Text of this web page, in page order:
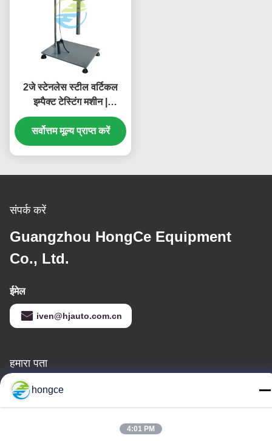
2जे स्टेनलेस स्टील वर्टिकल
इम्पैक्ट टेस्टिंग मशीन |
आईईसी60068-2-75 टेस्ट
ईएचसी | एनक्लोजर मैकेनिकल
स्ट्रेंथ टेस्टर
सर्वोत्तम मूल्य प्राप्त करें
संपर्क करें
Guangzhou HongCe Equipment
Co., Ltd.
ईमेल
iven@hjauto.com.cn
हमारा पता
पता :
No.6-39, याओगु फार्म, शिबी No.3 गांव, शिबी स्ट्रीट, पान्यू जिला, गुआंगज़ौ
hongce
4:01 PM